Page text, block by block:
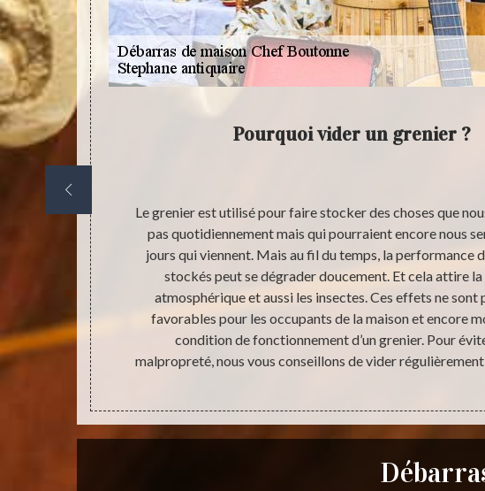
ceux
ou
de la
Pourquoi vider un grenier ?
Le grenier est utilisé pour faire stocker des choses que
pas quotidiennement mais qui pourraient encore nous
jours qui viennent. Mais au fil du temps, la performance
stockés peut se dégrader doucement. Et cela attire
atmosphérique et aussi les insectes. Ces effets ne sont
favorables pour les occupants de la maison et encore
condition de fonctionnement d’un grenier. Pour
malpropreté, nous vous conseillons de vider